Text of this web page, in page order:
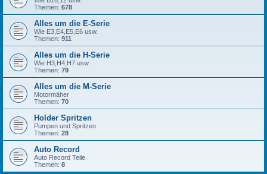
Themen: 678
Alles um die E-Serie
Wie E3,E4,E5,E6 usw.
Themen: 911
Alles um die H-Serie
Wie H3,H4,H7 usw.
Themen: 79
Alles um die M-Serie
Motormäher
Themen: 70
Holder Spritzen
Pumpen und Spritzen
Themen: 28
Auto Record
Auto Record Teile
Themen: 8